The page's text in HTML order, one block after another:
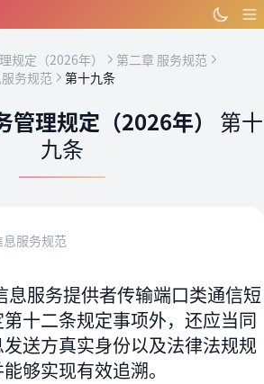
规定（2026年）
第二章 服务规范
务规范
第十九条
管理规定（2026年） 第十
九条
服务规范
息服务提供者传输端口类通信短
十二条规定事项外，还应当同
送方真实身份以及法律法规规
够实现有效追溯。